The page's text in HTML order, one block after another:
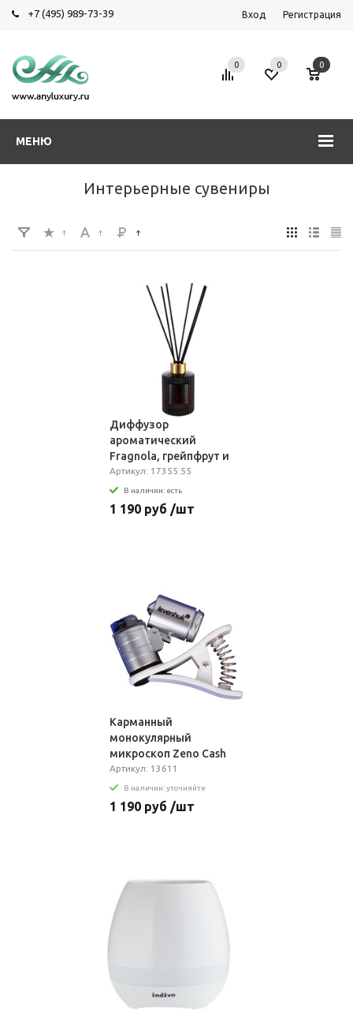
+7 (495) 989-73-39 Вход Регистрация
МЕНЮ
0 0 0
Интерьерные сувениры
Диффузор
ароматический
Fragnola, грейпфрут и
ветивер, бордовый
Артикул: 17355.55
В наличии: есть
1 190 руб /шт
Карманный
монокулярный
микроскоп Zeno Cash
ZC4
Артикул: 13611
В наличии: уточняйте
1 190 руб /шт